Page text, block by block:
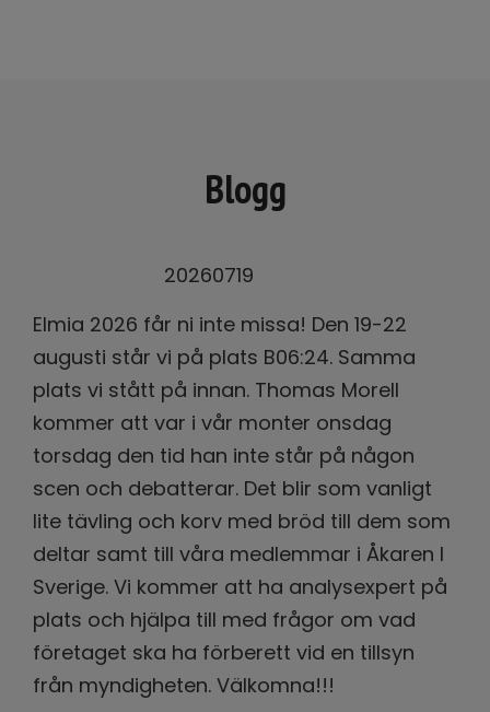
Blogg
20260719
Elmia 2026 får ni inte missa! Den 19-22
augusti står vi på plats B06:24. Samma
plats vi stått på innan. Thomas Morell
kommer att var i vår monter onsdag
torsdag den tid han inte står på någon
scen och debatterar. Det blir som vanligt
lite tävling och korv med bröd till dem som
deltar samt till våra medlemmar i Åkaren I
Sverige. Vi kommer att ha analysexpert på
plats och hjälpa till med frågor om vad
företaget ska ha förberett vid en tillsyn
från myndigheten. Välkomna!!!